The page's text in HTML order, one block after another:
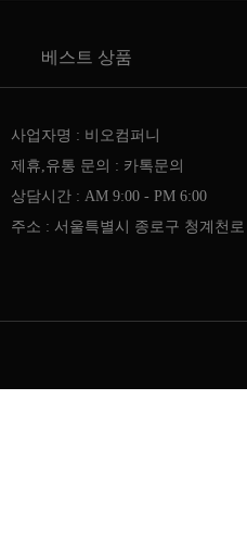
베스트 상품
사업자명 : 비오컴퍼니
제휴,유통 문의 : 카톡문의
상담시간 : AM 9:00 - PM 6:00
주소 : 서울특별시 종로구 청계천로